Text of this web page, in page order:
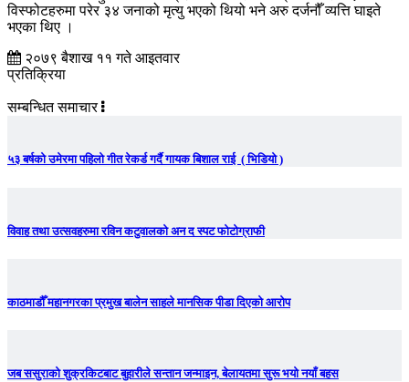
विस्फोटहरुमा परेर ३४ जनाको मृत्यु भएको थियो भने अरु दर्जनौँ व्यत्ति घाइते
भएका थिए ।
२०७९ बैशाख ११ गते आइतवार
प्रतिक्रिया
सम्बन्धित समाचार
५३ बर्षको उमेरमा पहिलो गीत रेकर्ड गर्दै गायक बिशाल राई ( भिडियो )
विवाह तथा उत्सवहरुमा रविन कटुवालको अन द स्पट फोटोग्राफी
काठमाडौँ महानगरका प्रमुख बालेन साहले मानसिक पीडा दिएको आरोप
जब ससुराको शुक्रकिटबाट बुहारीले सन्तान जन्माइन, बेलायतमा सुरू भयो नयाँ बहस